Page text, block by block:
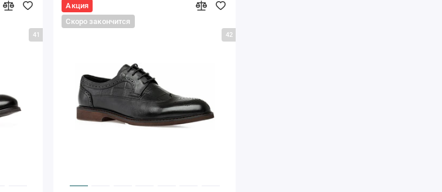
41
Акция
Скоро закончится
42